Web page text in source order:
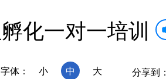
化一对一培训
字体： 小 中 大 分享到：